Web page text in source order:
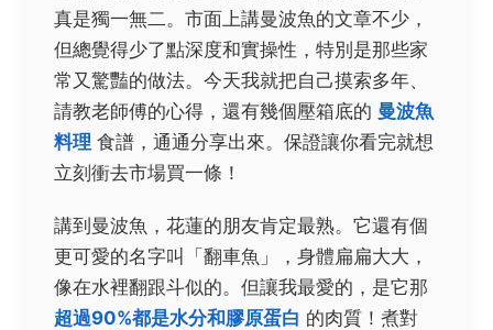
真是獨一無二。市面上講曼波魚的文章不少，
但總覺得少了點深度和實操性，特別是那些家
常又驚豔的做法。今天我就把自己摸索多年、
請教老師傅的心得，還有幾個壓箱底的 曼波魚
料理 食譜，通通分享出來。保證讓你看完就想
立刻衝去市場買一條！
講到曼波魚，花蓮的朋友肯定最熟。它還有個
更可愛的名字叫「翻車魚」，身體扁扁大大，
像在水裡翻跟斗似的。但讓我最愛的，是它那
超過90%都是水分和膠原蛋白 的肉質！煮對